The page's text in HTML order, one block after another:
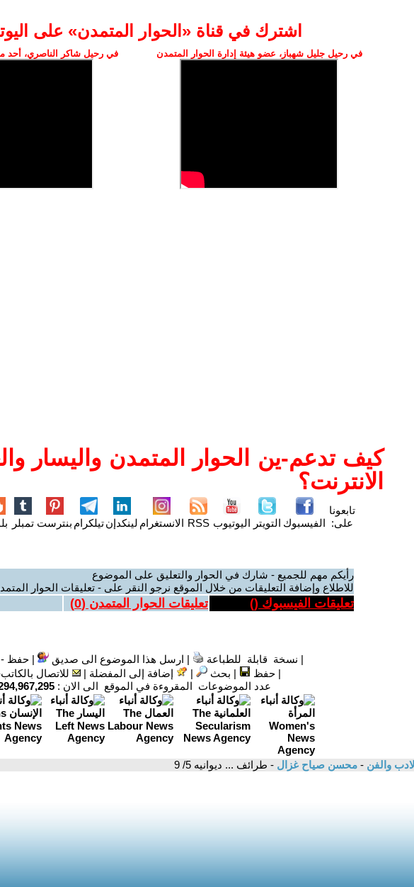
اشترك في قناة ‫«الحوار المتمدن» على
في رحيل جليل شهباز، عضو هيئة إدارة الحوار المتمدن في رحيل شاكر الناصري، أحد
كيف تدعم-ين الحوار المتمدن واليسار
الانترنت؟
تابعونا
على: الفيسبوك التويتر اليوتيوب RSS الانستغرام لينكدإنتيلكرام بنترست تمبلر
رأيكم مهم للجميع - شارك في الحوار والتعليق على الموضوع
للاطلاع وإضافة التعليقات من خلال الموقع نرجو النقر على - تعليقات الحوار
تعليقات الفيسبوك () تعليقات الحوار المتمدن (0
)
| نسخة قابلة للطباعة | ارسل هذا الموضوع الى صديق |حفظ -
|حفظ | بحث | إضافة إلى المفضلة |
للاتصال
عدد الموضوعات المقروءة في الموقع الى الان :
الادب والفن - محسن صياح غزال - طرائف ... ديوانيه 5/ 9